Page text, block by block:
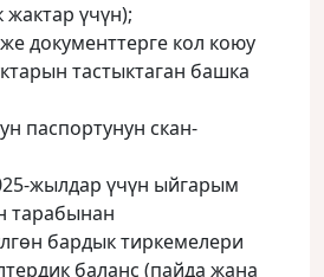
үчүн);
документтерге кол коюу
тастыктаган башка
паспортунун скан-
жылдар үчүн ыйгарым
тарабынан
бардык тиркемелери
баланс (пайда жана